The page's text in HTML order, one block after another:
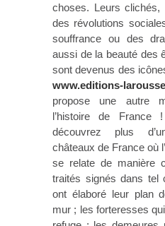
choses. Leurs clichés,
des révolutions
souffrance ou des
aussi de la beauté des
sont devenus des
www.editions-
propose une autre
l’histoire de
découvrez plus
châteaux de France où
se relate de manière
traités signés dans tel
ont élaboré leur plan
mur ; les forteresses